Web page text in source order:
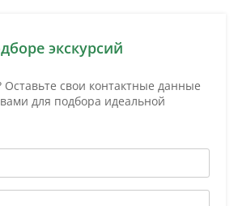
экскурсий
свои контактные данные
для подбора идеальной